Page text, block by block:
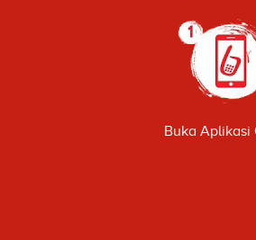
Buka Aplikasi